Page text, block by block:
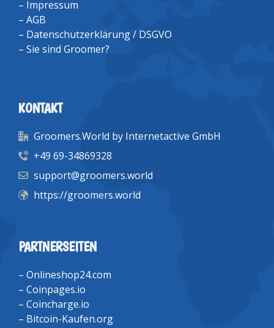
– Impressum
– AGB
– Datenschutzerklärung / DSGVO
– Sie sind Groomer?
KONTAKT
Groomers.World by Internetactive GmbH
+49 69-34869328
support@groomers.world
https://groomers.world
PARTNERSEITEN
– Onlineshop24.com
– Coinpages.io
– Coincharge.io
– Bitcoin-Kaufen.org